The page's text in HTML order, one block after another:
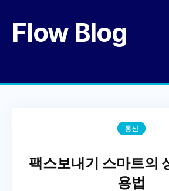
Flow Blog
통신
팩스보내기 스마트의
용법